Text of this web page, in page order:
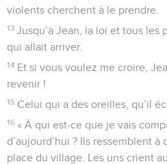
violents cherchent à le prendre.
13 Jusqu’à Jean, la loi et tous les
qui allait arriver.
14 Et si vous voulez me croire,
revenir !
15 Celui qui a des oreilles, qu’il
16 « À qui est-ce que je vais
d’aujourd’hui ? Ils ressemblent à
place du village. Les uns crient